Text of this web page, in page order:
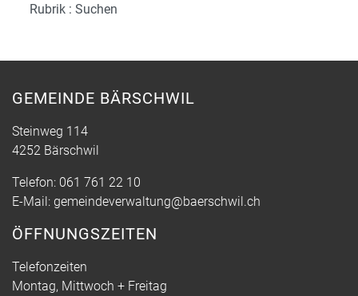
Rubrik : Suchen
GEMEINDE BÄRSCHWIL
Steinweg 114
4252 Bärschwil
Telefon: 061 761 22 10
E-Mail: gemeindeverwaltung@baerschwil.ch
ÖFFNUNGSZEITEN
Telefonzeiten
Montag, Mittwoch + Freitag